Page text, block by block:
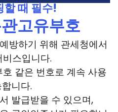
할 때 필수!
고유부호
방하기 위해 관세청에서
스입니다.
같은 번호로 계속 사용
니다.
발급받을 수 있으며,